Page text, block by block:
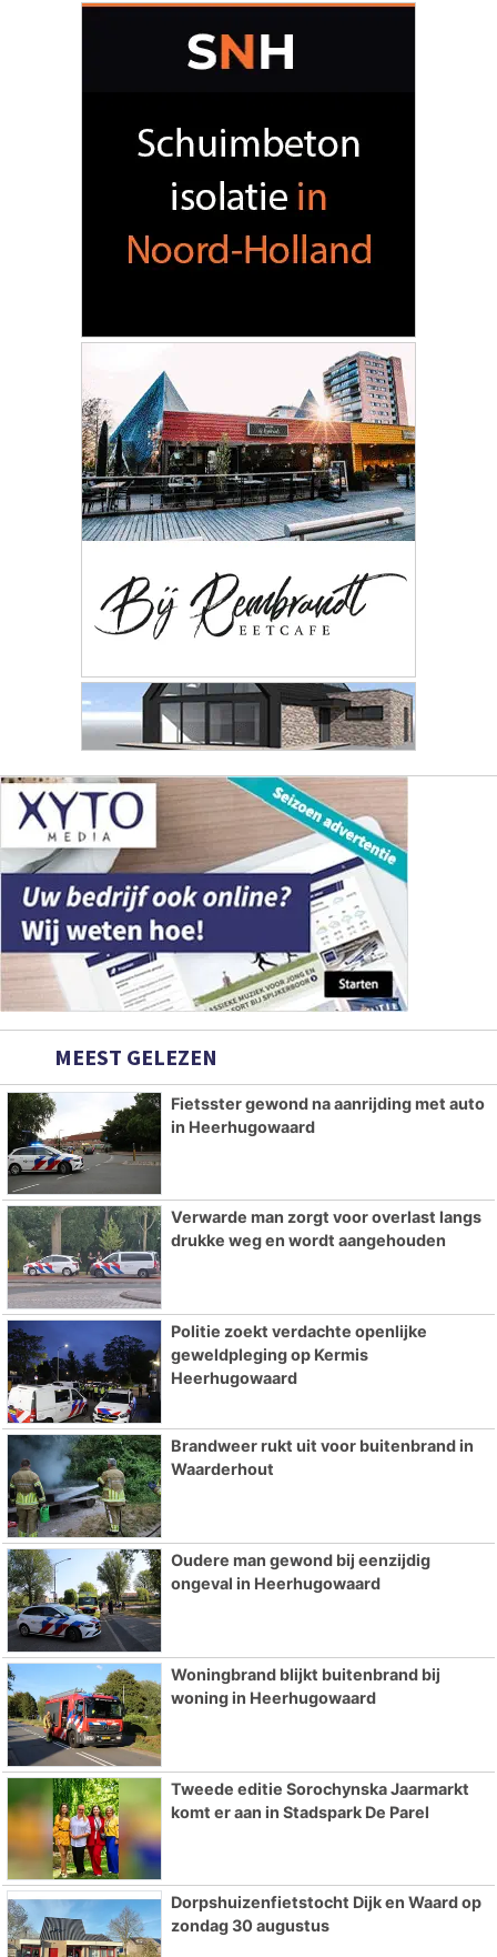
MEEST GELEZEN
Fietsster gewond na aanrijding met auto
in Heerhugowaard
Verwarde man zorgt voor overlast langs
drukke weg en wordt aangehouden
Politie zoekt verdachte openlijke
geweldpleging op Kermis
Heerhugowaard
Brandweer rukt uit voor buitenbrand in
Waarderhout
Oudere man gewond bij eenzijdig
ongeval in Heerhugowaard
Woningbrand blijkt buitenbrand bij
woning in Heerhugowaard
Tweede editie Sorochynska Jaarmarkt
komt er aan in Stadspark De Parel
Dorpshuizenfietstocht Dijk en Waard op
zondag 30 augustus